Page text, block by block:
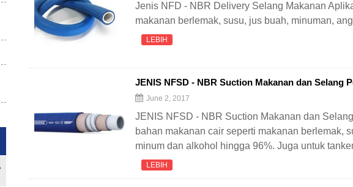
Jenis NFD - NBR Delivery Selang Makanan
makanan berlemak, susu, jus buah, minuman,
LEBIH
JENIS NFSD - NBR Suction Makanan dan Selang
June 2, 2017
JENIS NFSD - NBR Suction Makanan dan
bahan makanan cair seperti makanan berlemak,
minum dan alkohol hingga 96%. Juga untuk
LEBIH